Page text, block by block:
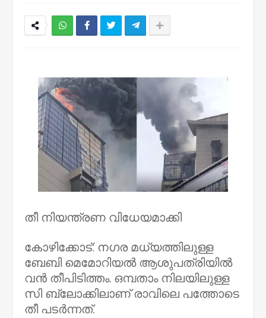
തീ നിയന്ത്രണ വിധേയമാക്കി
കോഴിക്കോട്: നഗര മധ്യത്തിലുള്ള
ബേബി മെമോറിയൽ ആശുപത്രിയിൽ
വൻ തീപിടിത്തം. ഒമ്പതാം നിലയിലുള്ള
സി ബ്ലോക്കിലാണ് രാവിലെ പത്തോടെ
തീ പടർന്നത്.